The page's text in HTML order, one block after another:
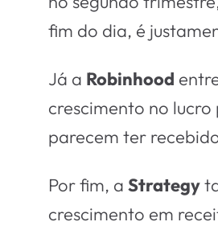
fim do dia, é
Já a Robinhood
crescimento no
parecem ter
Por fim, a Strategy
crescimento em